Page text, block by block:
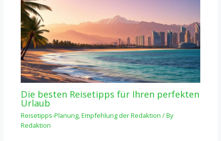
Die besten Reisetipps für Ihren perfekten
Urlaub
Reisetipps-Planung,Empfehlung der Redaktion / By
Redaktion